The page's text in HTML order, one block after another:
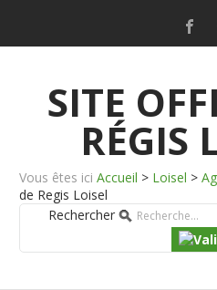
SITE
RÉGIS
Vous êtes ici Accueil > Loisel >
de Regis Loisel
Rechercher